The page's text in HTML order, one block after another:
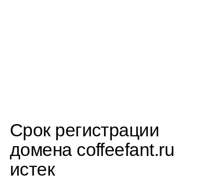
Срок регистрации
домена coffeefant.ru
истек